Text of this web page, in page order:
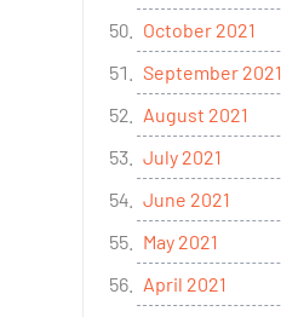
October 2021
September 2021
August 2021
July 2021
June 2021
May 2021
April 2021